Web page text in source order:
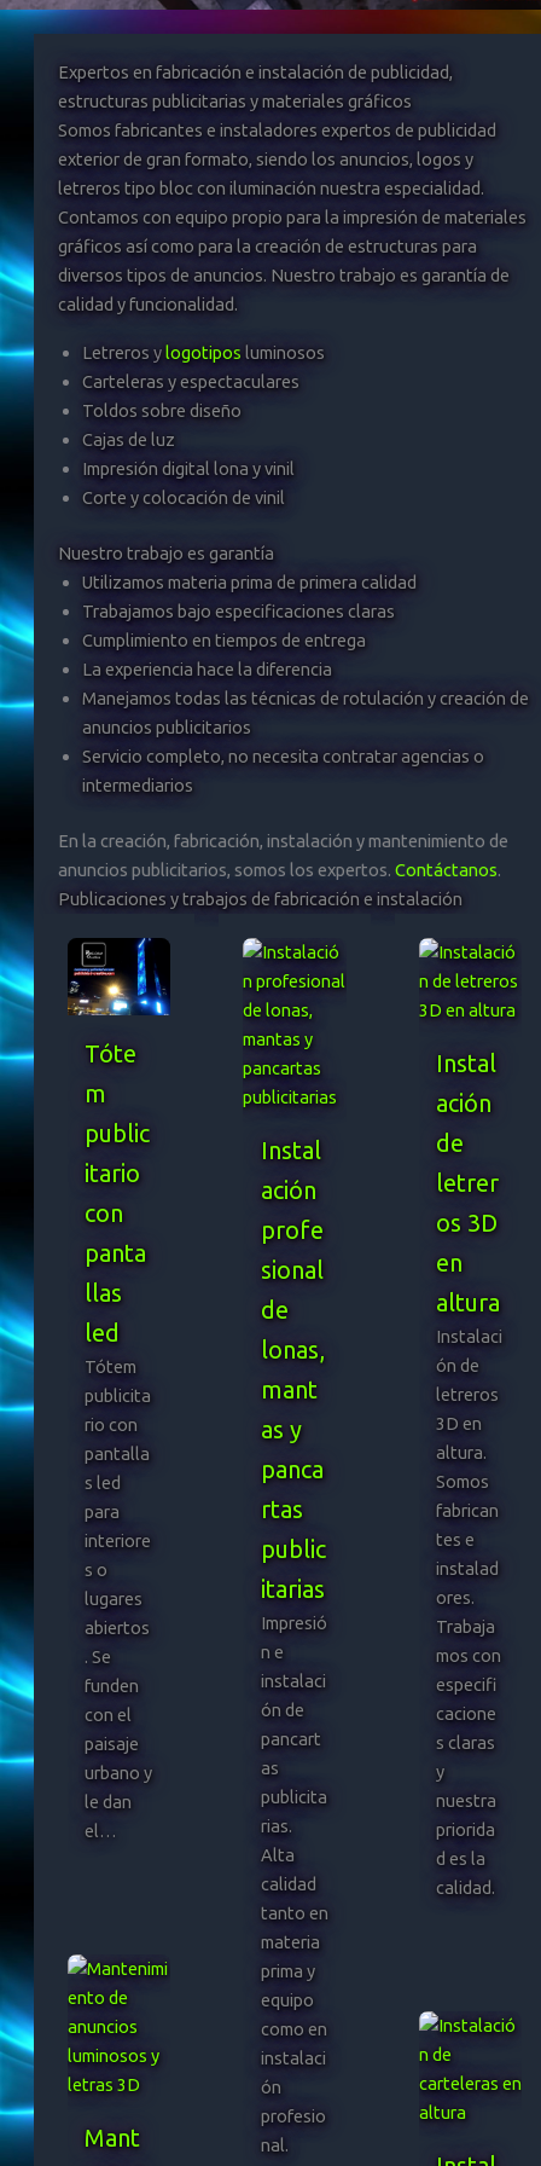
Expertos en fabricación e instalación de publicidad,
estructuras publicitarias y materiales gráficos
Somos fabricantes e instaladores expertos de publicidad
exterior de gran formato, siendo los anuncios, logos y
letreros tipo bloc con iluminación nuestra especialidad.
Contamos con equipo propio para la impresión de materiales
gráficos así como para la creación de estructuras para
diversos tipos de anuncios. Nuestro trabajo es garantía de
calidad y funcionalidad.
Letreros ylogotipos luminosos
Carteleras y espectaculares
Toldos sobre diseño
Cajas de luz
Impresión digital lona y vinil
Corte y colocación de vinil
Nuestro trabajo es garantía
Utilizamos materia prima de primera calidad
Trabajamos bajo especificaciones claras
Cumplimiento en tiempos de entrega
La experiencia hace la diferencia
Manejamos todas las técnicas de rotulación y creación de
anuncios publicitarios
Servicio completo, no necesita contratar agencias o
intermediarios
En la creación, fabricación, instalación y mantenimiento de
anuncios publicitarios, somos los expertos. Contáctanos.
Publicaciones y trabajos de fabricación e instalación
Tóte
m
public
itario
con
panta
llas
led
Tótem
publicita
rio con
pantalla
s led
para
interiore
s o
lugares
abiertos
. Se
funden
con el
paisaje
urbano y
le dan
el…
Mant
Instal
ación
profe
sional
de
lonas,
mant
as y
panca
rtas
public
itarias
Impresió
n e
instalaci
ón de
pancart
as
publicita
rias.
Alta
calidad
tanto en
materia
prima y
equipo
como en
instalaci
ón
profesio
nal.
Instal
ación
de
letrer
os 3D
en
altura
Instalaci
ón de
letreros
3D en
altura.
Somos
fabrican
tes e
instalad
ores.
Trabaja
mos con
especifi
cacione
s claras
y
nuestra
priorida
d es la
calidad.